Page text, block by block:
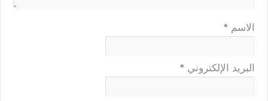
الاسم *
البريد الإلكتروني *